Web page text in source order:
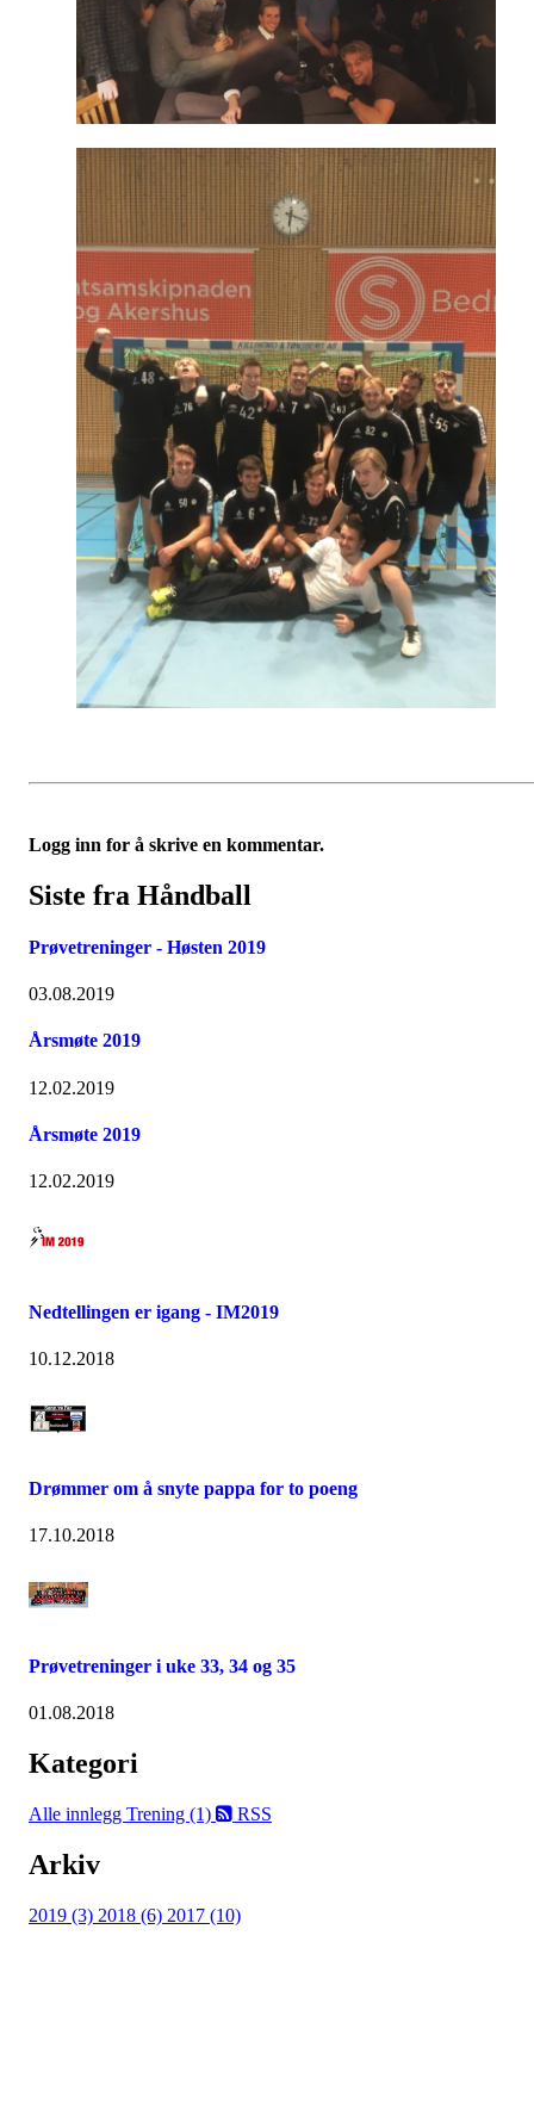
Logg inn for å skrive en kommentar.
Siste fra Håndball
Prøvetreninger - Høsten 2019
03.08.2019
Årsmøte 2019
12.02.2019
Årsmøte 2019
12.02.2019
Nedtellingen er igang - IM2019
10.12.2018
Drømmer om å snyte pappa for to poeng
17.10.2018
Prøvetreninger i uke 33, 34 og 35
01.08.2018
Kategori
Alle innlegg Trening (1) RSS
Arkiv
2019 (3) 2018 (6) 2017 (10)